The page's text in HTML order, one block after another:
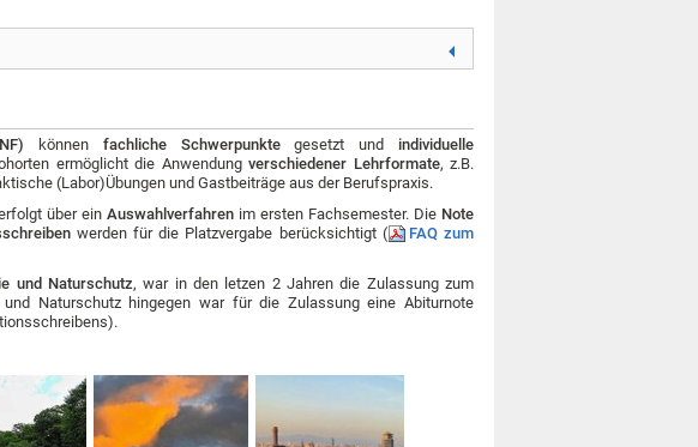
können fachliche Schwerpunktegesetzt und individuelle
ermöglicht die Anwendungverschiedener Lehrformate, z.B.
(Labor)Übungen und Gastbeiträge aus der Berufspraxis.
über ein Auswahlverfahren im ersten Fachsemester. Die Note
werden für die Platzvergabe berücksichtigt (
FAQ zum
und Naturschutz, war in den letzen 2 Jahren die Zulassung zum
Naturschutz hingegen war für die Zulassung eine Abiturnote